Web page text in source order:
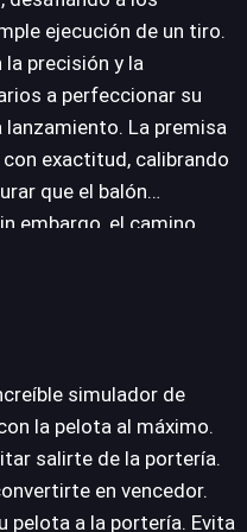
ejecución de un tiro.
precisión y la
a perfeccionar su
lanzamiento. La premisa
exactitud, calibrando
que el balón
es un mero paseo. El
que los
en un rompecabezas en
y la toma de
como la propia
nuevo diseño de
la complejidad y
simulador de
la pelota al máximo.
salirte de la portería.
en vencedor.
pelota a la portería. Evita